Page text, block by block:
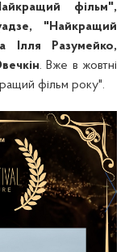
фільм",
"Найкращий
Ілля Разумейко,
. Вже в жовтні
фільм року".